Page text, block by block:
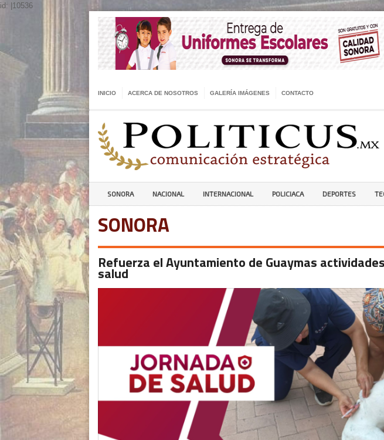
id: |10536
INICIO ACERCA DE NOSOTROS GALERÍA IMÁGENES CONTACTO
SONORA NACIONAL INTERNACIONAL POLICIACA DEPORTES
SONORA
Refuerza el Ayuntamiento de Guaymas
salud